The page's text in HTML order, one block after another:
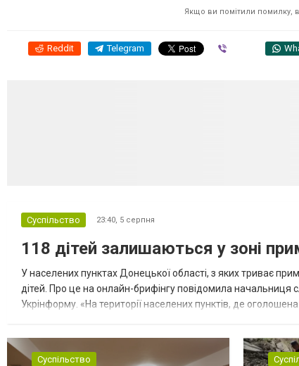
Якщо ви помітили помилку,
Reddit Telegram
Суспільство 23:40, 5 серпня
118 дітей залишаються у зоні
У населених пунктах Донецької області, з яких триває
дітей. Про це на онлайн-брифінгу повідомила
Укрінформу. «На території населених пунктів, де
Суспільство